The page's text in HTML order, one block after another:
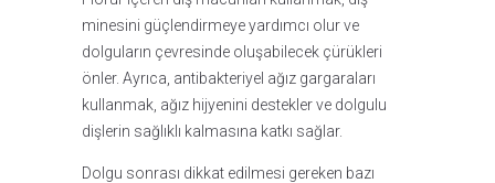
minesini güçlendirmeye yardımcı olur ve
dolguların çevresinde oluşabilecek çürükleri
önler. Ayrıca, antibakteriyel ağız gargaraları
kullanmak, ağız hijyenini destekler ve dolgulu
dişlerin sağlıklı kalmasına katkı sağlar.
Dolgu sonrası dikkat edilmesi gereken bazı